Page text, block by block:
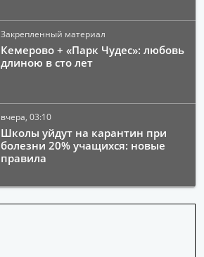
Закрепленный материал
Кемерово + «Парк Чудес»: любовь
длиною в сто лет
вчера, 03:10
Школы уйдут на карантин при
болезни 20% учащихся: новые
правила